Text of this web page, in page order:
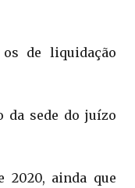
de liquidação
da sede do juízo
2020, ainda que